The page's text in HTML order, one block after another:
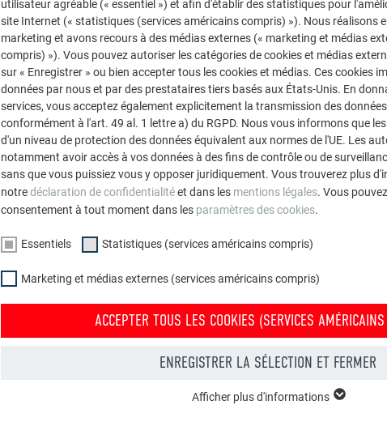
utilisateur agréable (« essentiel ») et afin d'établir des statistiques pour
site Internet (« statistiques (services américains compris) »). Nous réalisons
marketing et avons recours à des médias externes (« marketing et médias
compris) »). Vous pouvez autoriser les catégories de cookies et médias
sur « Enregistrer » ou bien accepter tous les cookies et médias. Ces cookies
données par nous et par des prestataires tiers basés aux États-Unis. En
services, vous acceptez également explicitement la transmission des
conformément à l'art. 49 al. 1 lettre a) du RGPD. Nous vous informons que
d'un niveau de protection des données équivalent aux normes de l'UE. Les
notamment avoir accès à vos données à des fins de contrôle ou de
sans que vous puissiez vous y opposer juridiquement. Vous trouverez plus
notredéclaration de confidentialitéet dans les mentions légales. Vous
consentement à tout moment dans les paramètres des cookies.
Essentiels Statistiques (services américains compris)
Marketing et médias externes (services américains compris)
ACCEPTER TOUS LES COOKIES (SERVICES
ENREGISTRER LA SÉLECTION ET FERMER
Afficher plus d'informations